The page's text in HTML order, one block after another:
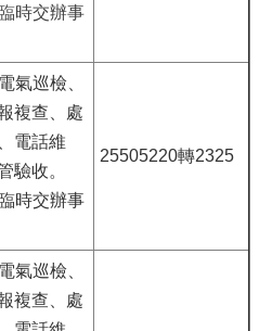
時交辦事
氣巡檢、
複查、處
電話維
驗收。
時交辦事
25505220轉2325
氣巡檢、
複查、處